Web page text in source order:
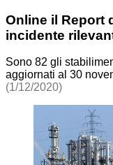
Online il Report
incidente
Sono 82 gli
aggiornati al 30
(1/12/2020)